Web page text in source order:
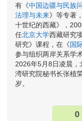
有《中国边疆与民族
法理与未来》等专著
十世纪的西藏》，
任北京大学西藏研究
研究》课程，在《国
参与组织两岸关系学
2026年5月8日凌晨，
湾研究院秘书长张植
岁。
0